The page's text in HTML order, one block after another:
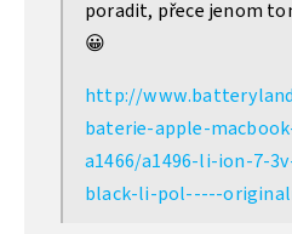
poradit, přece jenom
😀
http://
baterie-apple-
a1466/a1496-li-ion-7-
black-li-pol-----